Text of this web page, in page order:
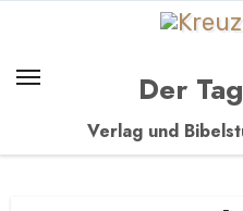
springen
Der
Verlag und